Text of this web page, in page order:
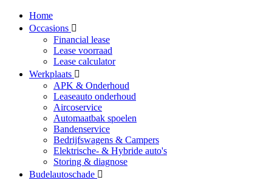
Home
Occasions
Financial lease
Lease voorraad
Lease calculator
Werkplaats
APK & Onderhoud
Leaseauto onderhoud
Aircoservice
Automaatbak spoelen
Bandenservice
Bedrijfswagens & Campers
Elektrische- & Hybride auto's
Storing & diagnose
Budelautoschade